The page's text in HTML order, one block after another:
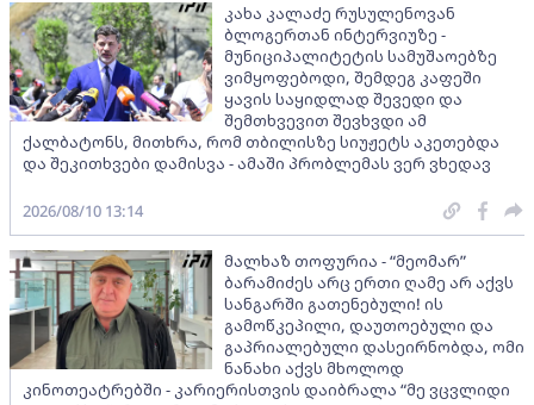
კახა კალაძე რუსულენოვან
ბლოგერთან ინტერვიუზე -
მუნიციპალიტეტის სამუშაოებზე
ვიმყოფებოდი, შემდეგ კაფეში
ყავის საყიდლად შევედი და
შემთხვევით შევხვდი ამ
ქალბატონს, მითხრა, რომ თბილისზე სიუჟეტს აკეთებდა
და შეკითხვები დამისვა - ამაში პრობლემას ვერ ვხედავ
2026/08/10 13:14
მალხაზ თოფურია - “მეომარ”
ბარამიძეს არც ერთი ღამე არ აქვს
სანგარში გათენებული! ის
გამოწკეპილი, დაუთოებული და
გაპრიალებული დასეირნობდა, ომი
ნანახი აქვს მხოლოდ
კინოთეატრებში - კარიერისთვის დაიბრალა “მე ვცვლიდი